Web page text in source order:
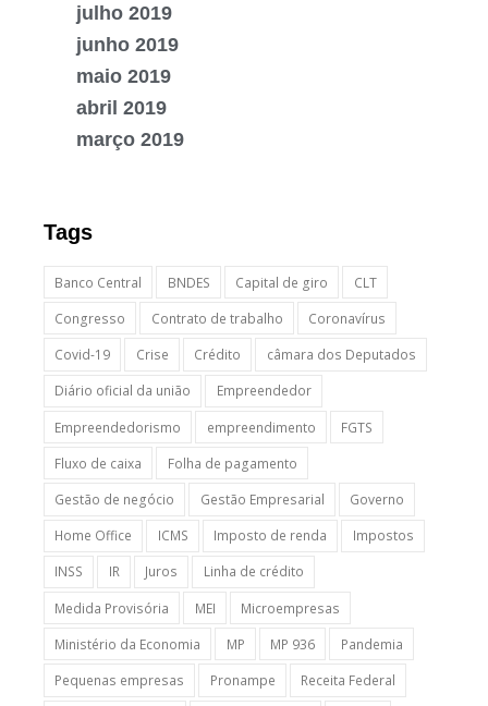
julho 2019
junho 2019
maio 2019
abril 2019
março 2019
Tags
Banco Central BNDES Capital de giro
CLT
Congresso
Contrato de trabalho
Coronavírus
Covid-19
Crise Crédito
câmara dos Deputados
Diário oficial da união
Empreendedor
Empreendedorismo
empreendimento
FGTS
Fluxo de caixa
Folha de pagamento
Gestão de negócio
Gestão Empresarial
Governo
Home Office
ICMS Imposto de renda
Impostos
INSS
IR Juros
Linha de crédito
Medida Provisória
MEI
Microempresas
Ministério da Economia
MP MP 936
Pandemia
Pequenas empresas
Pronampe
Receita Federal